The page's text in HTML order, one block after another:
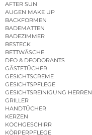
AFTER SUN
AUGEN MAKE UP
BACKFORMEN
BADEMATTEN
BADEZIMMER
BESTECK
BETTWÄSCHE
DEO & DEODORANTS
GÄSTETÜCHER
GESICHTSCREME
GESICHTSPFLEGE
GESICHTSREINIGUNG HERREN
GRILLER
HANDTÜCHER
KERZEN
KOCHGESCHIRR
KÖRPERPFLEGE